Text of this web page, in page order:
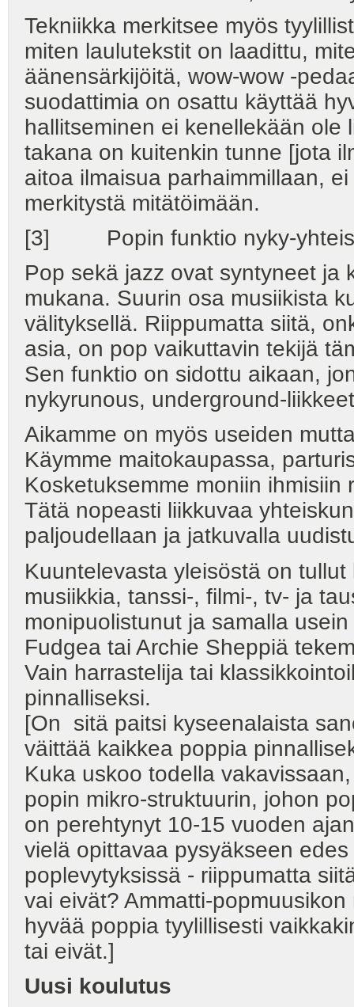
Tekniikka merkitsee myös
miten laulutekstit on laadittu,
äänensärkijöitä, wow-wow -
suodattimia on osattu käyttää
hallitseminen ei kenellekään
takana on kuitenkin tunne [jota
aitoa ilmaisua parhaimmillaan,
merkitystä mitätöimään.
[3] Popin funktio nyky-
Pop sekä jazz ovat syntyneet ja
mukana. Suurin osa musiikista
välityksellä. Riippumatta siitä,
asia, on pop vaikuttavin tekijä
Sen funktio on sidottu aikaan,
nykyrunous, underground-
Aikamme on myös useiden
Käymme maitokaupassa,
Kosketuksemme moniin
Tätä nopeasti liikkuvaa
paljoudellaan ja jatkuvalla
Kuuntelevasta yleisöstä on
musiikkia, tanssi-, filmi-, tv- ja
monipuolistunut ja samalla
Fudgea tai Archie Sheppiä
Vain harrastelija tai
pinnalliseksi.
[On sitä paitsi kyseenalaista
väittää kaikkea poppia
Kuka uskoo todella
popin mikro-struktuurin, johon
on perehtynyt 10-15 vuoden
vielä opittavaa pysyäkseen
poplevytyksissä - riippumatta
vai eivät? Ammatti-
hyvää poppia tyylillisesti
tai eivät.]
Uusi koulutus